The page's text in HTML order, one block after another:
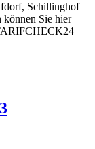
Schillinghof
können Sie hier